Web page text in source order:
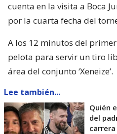
cuenta en la visita a Boca
por la cuarta fecha del
A los 12 minutos del
pelota para servir un tiro
área del conjunto ‘Xeneize’.
Lee también...
Quién
del